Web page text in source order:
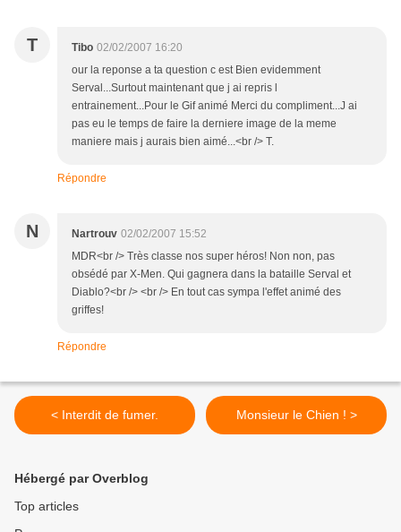
T Tibo 02/02/2007 16:20
our la reponse a ta question c est Bien evidemment
Serval...Surtout maintenant que j ai repris l
entrainement...Pour le Gif animé Merci du compliment...J ai
pas eu le temps de faire la derniere image de la meme
maniere mais j aurais bien aimé...<br /> T.
Répondre
N Nartrouv 02/02/2007 15:52
MDR<br /> Très classe nos super héros! Non non, pas
obsédé par X-Men. Qui gagnera dans la bataille Serval et
Diablo?<br /> <br /> En tout cas sympa l'effet animé des
griffes!
Répondre
< Interdit de fumer. Monsieur le Chien ! >
Hébergé par Overblog
Top articles